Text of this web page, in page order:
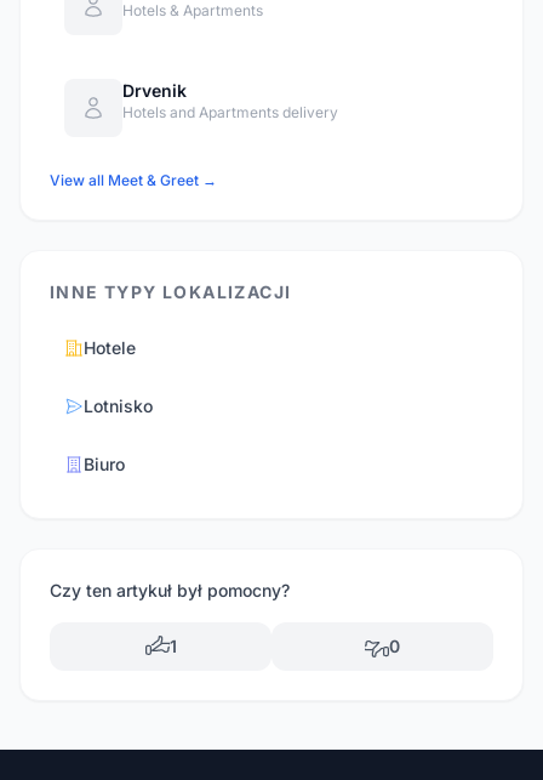
Hotels & Apartments
Drvenik
Hotels and Apartments delivery
View all Meet & Greet →
INNE TYPY LOKALIZACJI
Hotele
Lotnisko
Biuro
Czy ten artykuł był pomocny?
1 0